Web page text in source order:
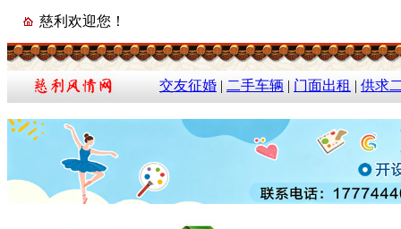
慈利欢迎您！
交友征婚 | 二手车辆 | 门面出租 | 供求